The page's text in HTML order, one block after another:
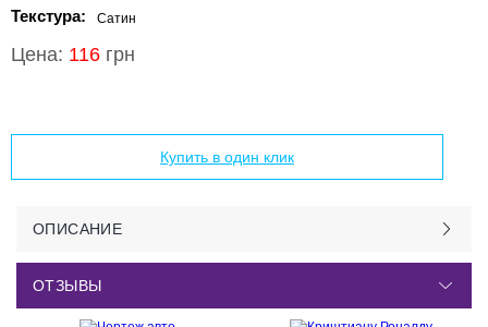
Текстура: Сатин
Цена: 116 грн
Купить в один клик
ОПИСАНИЕ
ОТЗЫВЫ